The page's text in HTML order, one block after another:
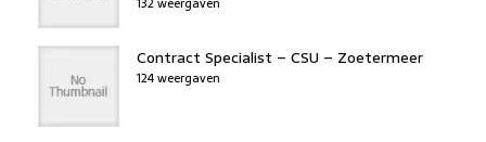
Contract Specialist – CSU – Zoetermeer
124 weergaven